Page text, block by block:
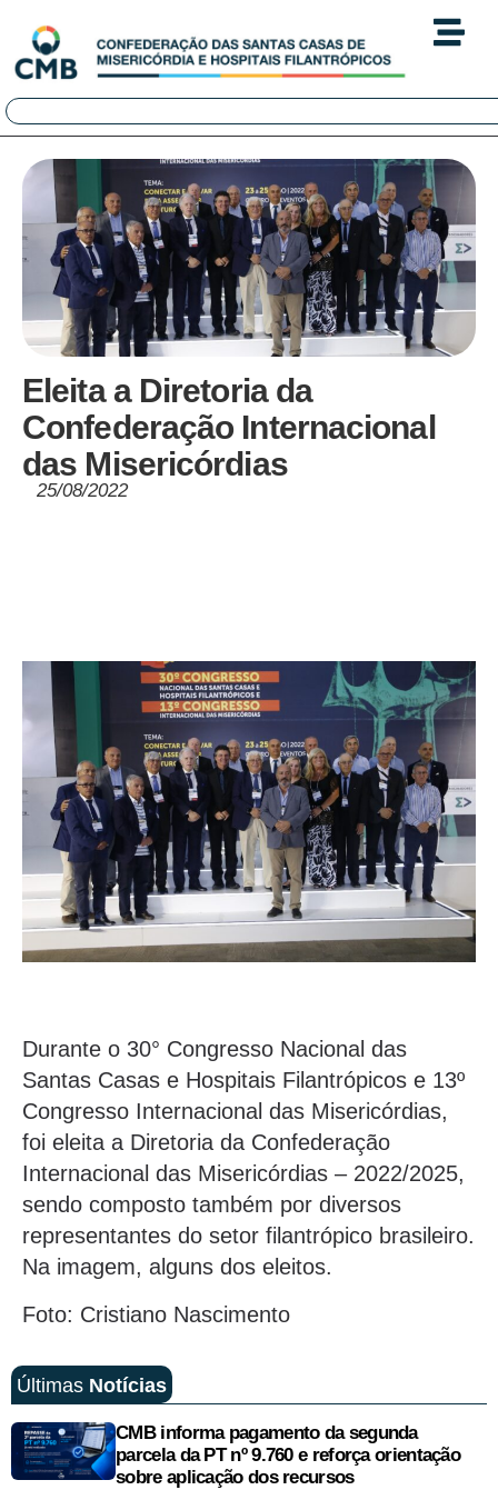
Eleita a Diretoria da
Confederação Internacional
das Misericórdias
25/08/2022
Durante o 30° Congresso Nacional das
Santas Casas e Hospitais Filantrópicos e 13º
Congresso Internacional das Misericórdias,
foi eleita a Diretoria da Confederação
Internacional das Misericórdias – 2022/2025,
sendo composto também por diversos
representantes do setor filantrópico brasileiro.
Na imagem, alguns dos eleitos.
Foto: Cristiano Nascimento
Últimas Notícias
CMB informa pagamento da segunda
parcela da PT nº 9.760 e reforça orientação
sobre aplicação dos recursos